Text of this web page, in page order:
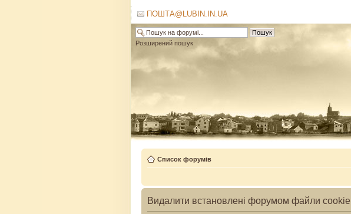
ПОШТА@LUBIN.IN.UA
Розширений пошук
Список форумів
Видалити встановлені форумом файли cookie